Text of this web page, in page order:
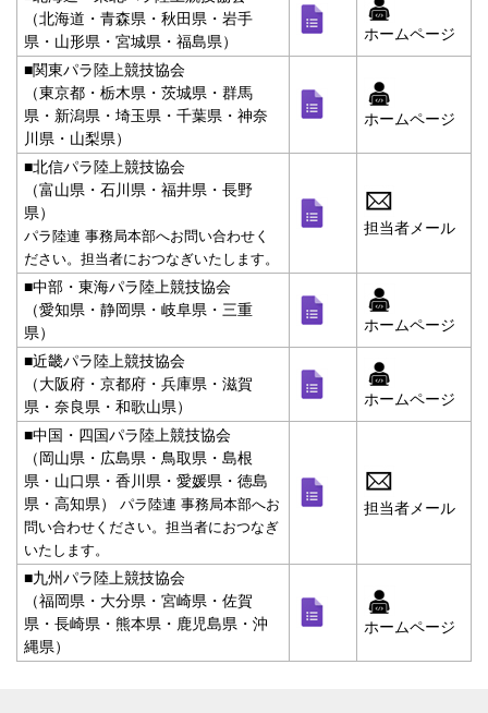
（北海道・青森県・秋田県・岩手
県・山形県・宮城県・福島県）
ホームページ
■関東パラ陸上競技協会
（東京都・栃木県・茨城県・群馬
県・新潟県・埼玉県・千葉県・神奈
川県・山梨県）
ホームページ
■北信パラ陸上競技協会
（富山県・石川県・福井県・長野
県）
パラ陸連 事務局本部へお問い合わせく
ださい。担当者におつなぎいたします。
担当者メール
■中部・東海パラ陸上競技協会
（愛知県・静岡県・岐阜県・三重
県）
ホームページ
■近畿パラ陸上競技協会
（大阪府・京都府・兵庫県・滋賀
県・奈良県・和歌山県）
ホームページ
■中国・四国パラ陸上競技協会
（岡山県・広島県・鳥取県・島根
県・山口県・香川県・愛媛県・徳島
県・高知県）パラ陸連 事務局本部へお
問い合わせください。担当者におつなぎ
いたします。
担当者メール
■九州パラ陸上競技協会
（福岡県・大分県・宮崎県・佐賀
県・長崎県・熊本県・鹿児島県・沖
縄県）
ホームページ